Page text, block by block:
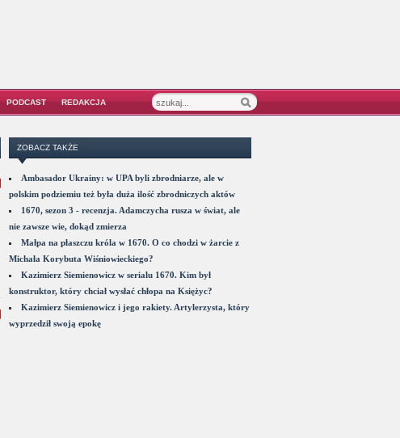
PODCAST REDAKCJA
ZOBACZ TAKŻE
Ambasador Ukrainy: w UPA byli zbrodniarze, ale w
polskim podziemiu też była duża ilość zbrodniczych aktów
1670, sezon 3 - recenzja. Adamczycha rusza w świat, ale
nie zawsze wie, dokąd zmierza
Małpa na płaszczu króla w 1670. O co chodzi w żarcie z
Michała Korybuta Wiśniowieckiego?
Kazimierz Siemienowicz w serialu 1670. Kim był
konstruktor, który chciał wysłać chłopa na Księżyc?
Kazimierz Siemienowicz i jego rakiety. Artylerzysta, który
wyprzedził swoją epokę